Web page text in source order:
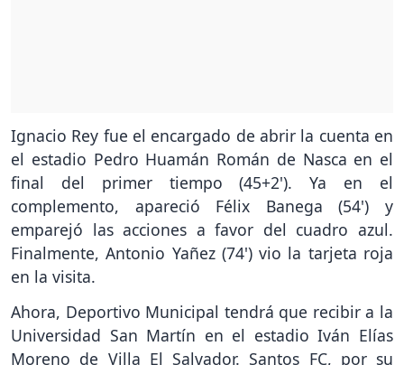
Ignacio Rey fue el encargado de abrir la cuenta en
el estadio Pedro Huamán Román de Nasca en el
final del primer tiempo (45+2'). Ya en el
complemento, apareció Félix Banega (54') y
emparejó las acciones a favor del cuadro azul.
Finalmente, Antonio Yañez (74') vio la tarjeta roja
en la visita.
Ahora, Deportivo Municipal tendrá que recibir a la
Universidad San Martín en el estadio Iván Elías
Moreno de Villa El Salvador. Santos FC, por su